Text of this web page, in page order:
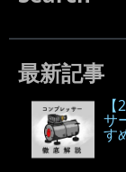
最新記事
サ
す